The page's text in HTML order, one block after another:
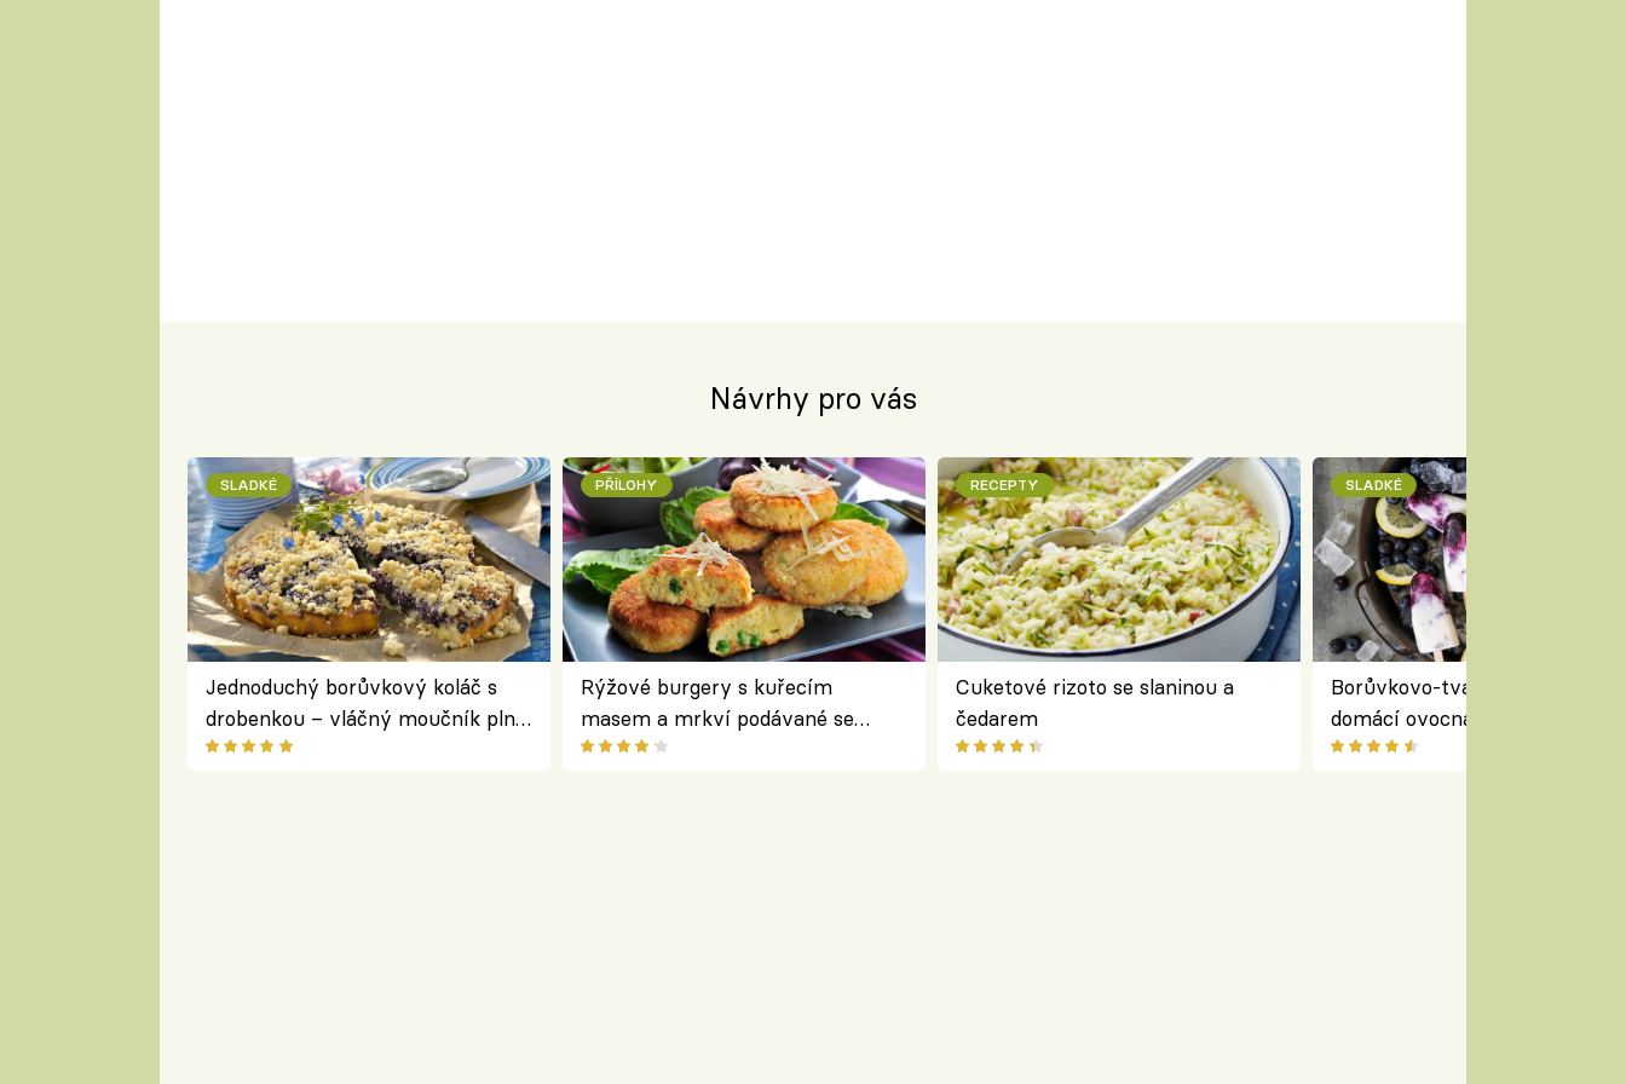
Návrhy pro vás
SLADKÉ
Jednoduchý borůvkový koláč s
drobenkou – vláčný moučník plný
ovoce
PŘÍLOHY
Rýžové burgery s kuřecím
masem a mrkví podávané se
salátem – lehká a chutná večeře
RECEPTY
Cuketové rizoto se slaninou a
čedarem
SLADKÉ
Borůvkovo-tvarohové nanuky
domácí ovocná zmrzlina na